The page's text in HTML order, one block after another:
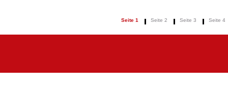
Seite 1 Seite 2 Seite 3 Seite 4